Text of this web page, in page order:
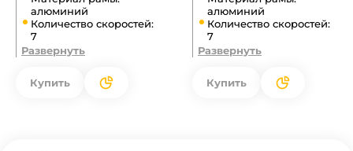
алюминий
Количество скоростей:
7
Развернуть
Купить
алюминий
Количество скоростей:
7
Развернуть
Купить